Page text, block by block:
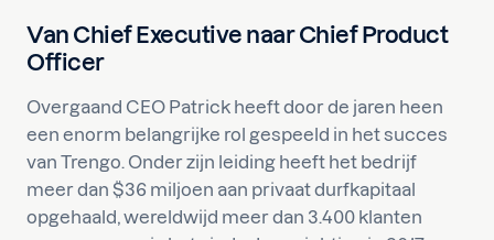
Van Chief Executive naar Chief Product
Officer
Overgaand CEO Patrick heeft door de jaren heen
een enorm belangrijke rol gespeeld in het succes
van Trengo. Onder zijn leiding heeft het bedrijf
meer dan $36 miljoen aan privaat durfkapitaal
opgehaald, wereldwijd meer dan 3.400 klanten